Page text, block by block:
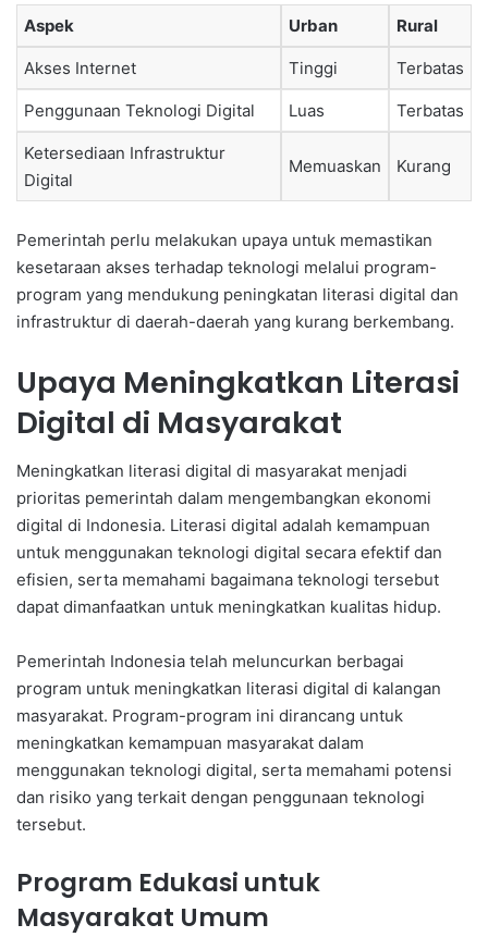
Aspek Urban Rural
Akses Internet Tinggi Terbatas
Penggunaan Teknologi Digital Luas Terbatas
Ketersediaan Infrastruktur
Digital
Memuaskan Kurang
Pemerintah perlu melakukan upaya untuk memastikan
kesetaraan akses terhadap teknologi melalui program-
program yang mendukung peningkatan literasi digital dan
infrastruktur di daerah-daerah yang kurang berkembang.
Upaya Meningkatkan Literasi
Digital di Masyarakat
Meningkatkan literasi digital di masyarakat menjadi
prioritas pemerintah dalam mengembangkan ekonomi
digital di Indonesia. Literasi digital adalah kemampuan
untuk menggunakan teknologi digital secara efektif dan
efisien, serta memahami bagaimana teknologi tersebut
dapat dimanfaatkan untuk meningkatkan kualitas hidup.
Pemerintah Indonesia telah meluncurkan berbagai
program untuk meningkatkan literasi digital di kalangan
masyarakat. Program-program ini dirancang untuk
meningkatkan kemampuan masyarakat dalam
menggunakan teknologi digital, serta memahami potensi
dan risiko yang terkait dengan penggunaan teknologi
tersebut.
Program Edukasi untuk
Masyarakat Umum